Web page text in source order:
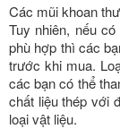
Các mũi khoan
Tuy nhiên, nếu
phù hợp thì các
trước khi mua.
các bạn có thể
chất liệu thép với
loại vật liệu.